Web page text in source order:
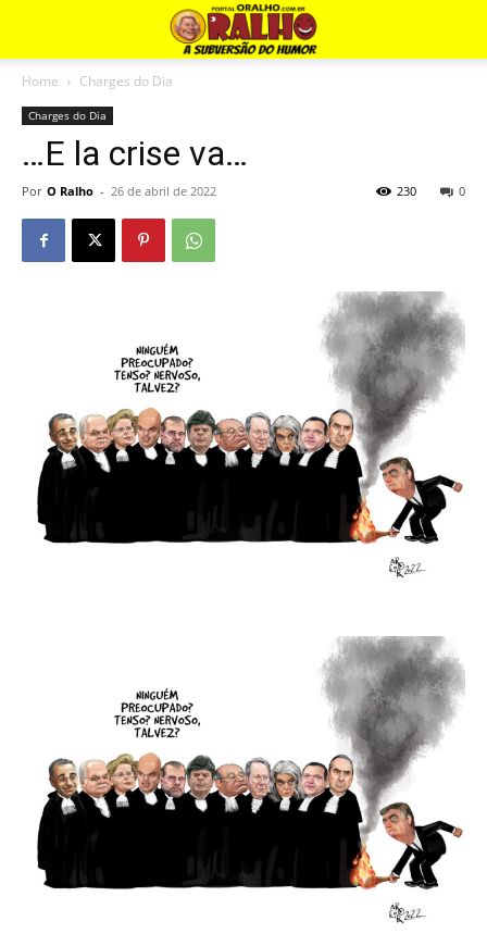
Home Charges do Dia
Charges do Dia
…E la crise va…
Por O Ralho - 26 de abril de 2022 0
230